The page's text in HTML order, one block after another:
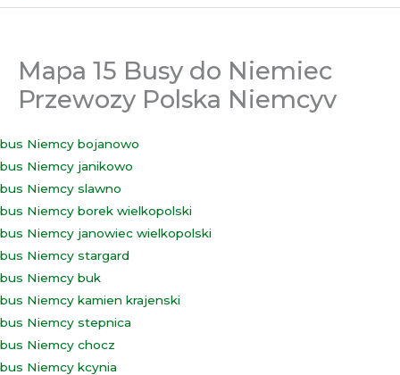
Mapa 15 Busy do Niemiec
Przewozy Polska Niemcyv
bus Niemcy bojanowo
bus Niemcy janikowo
bus Niemcy slawno
bus Niemcy borek wielkopolski
bus Niemcy janowiec wielkopolski
bus Niemcy stargard
bus Niemcy buk
bus Niemcy kamien krajenski
bus Niemcy stepnica
bus Niemcy chocz
bus Niemcy kcynia